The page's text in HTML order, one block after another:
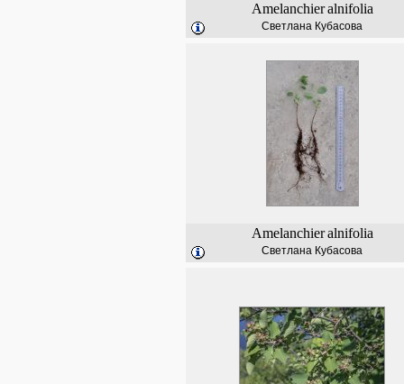
Amelanchier alnifolia
Светлана Кубасова
Amelanchier alnifolia
Светлана Кубасова